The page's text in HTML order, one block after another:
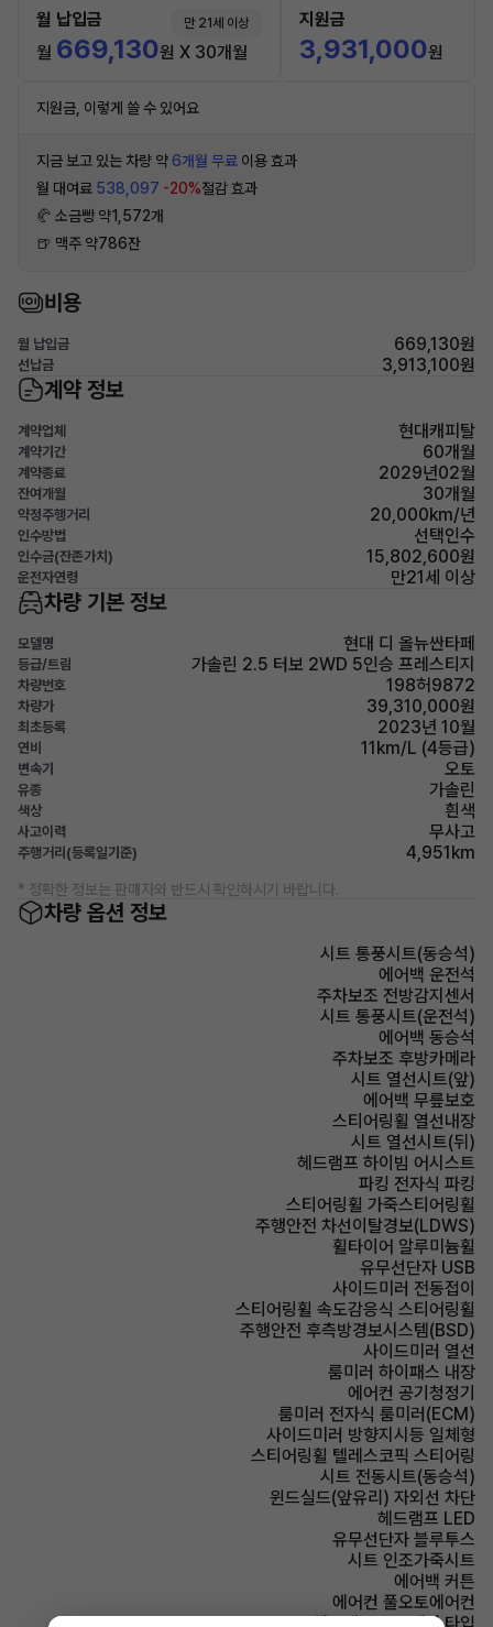
월 납입금 만 21세 이상
월 669,130원 X 30개월
지원금
3,931,000원
지원금, 이렇게 쓸 수 있어요
지금 보고 있는 차량 약 6개월 무료 이용 효과
월 대여료 538,097 -20%절감 효과
🥐 소금빵 약1,572개
🍺 맥주 약786잔
비용
월 납입금 669,130원
선납금 3,913,100원
계약 정보
계약업체 현대캐피탈
계약기간 60개월
계약종료 2029년02월
잔여개월 30개월
약정주행거리 20,000km/년
인수방법 선택인수
인수금(잔존가치) 15,802,600원
운전자연령 만21세 이상
차량 기본 정보
모델명 현대 디 올뉴싼타페
등급/트림 가솔린 2.5 터보 2WD 5인승 프레스티지
차량번호 198허9872
차량가 39,310,000원
최초등록 2023년 10월
연비 11km/L (4등급)
변속기 오토
유종 가솔린
색상 흰색
사고이력 무사고
주행거리(등록일기준) 4,951km
* 정확한 정보는 판매자와 반드시 확인하시기 바랍니다.
차량 옵션 정보
시트 통풍시트(동승석)
에어백 운전석
주차보조 전방감지센서
시트 통풍시트(운전석)
에어백 동승석
주차보조 후방카메라
시트 열선시트(앞)
에어백 무릎보호
스티어링휠 열선내장
시트 열선시트(뒤)
헤드램프 하이빔 어시스트
파킹 전자식 파킹
스티어링휠 가죽스티어링휠
주행안전 차선이탈경보(LDWS)
휠타이어 알루미늄휠
유무선단자 USB
사이드미러 전동접이
스티어링휠 속도감응식 스티어링휠
주행안전 후측방경보시스템(BSD)
사이드미러 열선
룸미러 하이패스 내장
에어컨 공기청정기
룸미러 전자식 룸미러(ECM)
사이드미러 방향지시등 일체형
스티어링휠 텔레스코픽 스티어링
시트 전동시트(동승석)
윈드실드(앞유리) 자외선 차단
헤드램프 LED
유무선단자 블루투스
시트 인조가죽시트
에어백 커튼
에어컨 풀오토에어컨